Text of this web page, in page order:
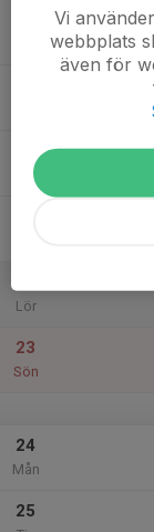
Tor
Lör
23
Sön
24
Mån
25
Vi
webbplats
även för